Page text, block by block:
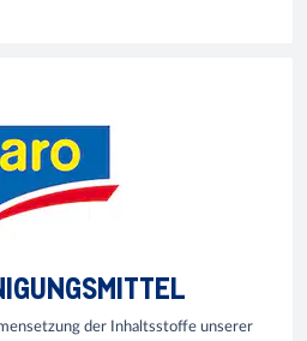
der Inhaltsstoffe unserer